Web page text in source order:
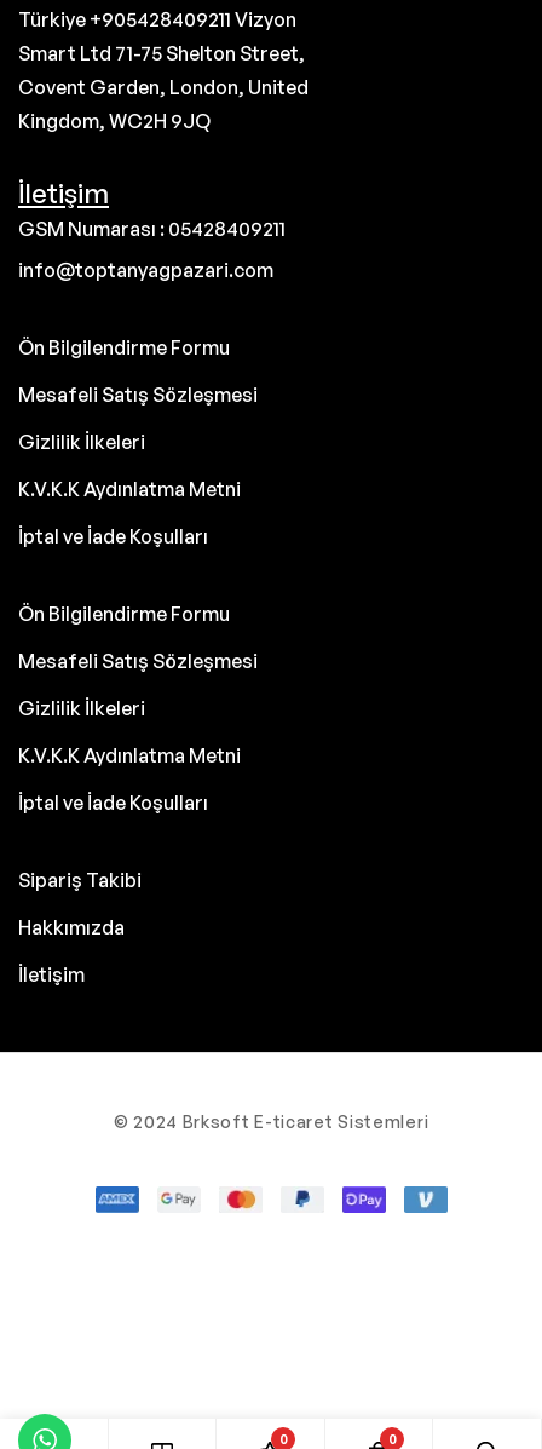
Türkiye +905428409211 Vizyon
Smart Ltd 71-75 Shelton Street,
Covent Garden, London, United
Kingdom, WC2H 9JQ
İletişim
GSM Numarası : 05428409211
info@toptanyagpazari.com
Ön Bilgilendirme Formu
Mesafeli Satış Sözleşmesi
Gizlilik İlkeleri
K.V.K.K Aydınlatma Metni
İptal ve İade Koşulları
Ön Bilgilendirme Formu
Mesafeli Satış Sözleşmesi
Gizlilik İlkeleri
K.V.K.K Aydınlatma Metni
İptal ve İade Koşulları
Sipariş Takibi
Hakkımızda
İletişim
© 2024 Brksoft E-ticaret Sistemleri
0 0